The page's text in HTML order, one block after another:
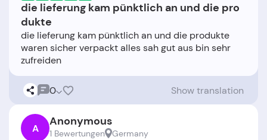
die lieferung kam pünktlich an und die pro
dukte
die lieferung kam pünktlich an und die produkte
waren sicher verpackt alles sah gut aus bin sehr
0 Show translation
A Anonymous
1 Bewertungen Germany